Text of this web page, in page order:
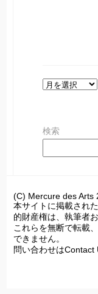
ア
イ
検索
(C) Mercure des Arts
本サイトに掲載され
的財産権は、執筆者
これらを無断で転載
できません。
問い合わせはContact